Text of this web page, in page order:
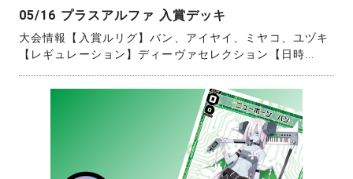
05/16 プラスアルファ 入賞デッキ
大会情報【入賞ルリグ】バン、アイヤイ、ミヤコ、ユヅキ
【レギュレーション】ディーヴァセレクション【日時...